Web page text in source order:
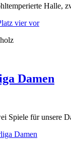
Halle,
vier vor
Damen
Spiele für unsere
Damen